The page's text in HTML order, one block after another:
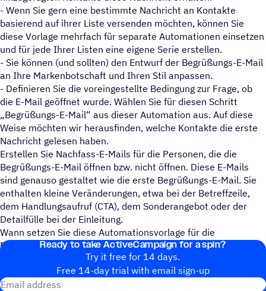
- Wenn Sie gern eine bestimmte Nachricht an Kontakte
basierend auf ihrer Liste versenden möchten, können Sie
diese Vorlage mehrfach für separate Automationen einsetzen
und für jede Ihrer Listen eine eigene Serie erstellen.
- Sie können (und sollten) den Entwurf der Begrüßungs-E-Mail
an Ihre Markenbotschaft und Ihren Stil anpassen.
- Definieren Sie die voreingestellte Bedingung zur Frage, ob
die E-Mail geöffnet wurde. Wählen Sie für diesen Schritt
Begrüßungs-E-Mail“ aus dieser Automation aus. Auf diese
Weise möchten wir herausfinden, welche Kontakte die erste
Nachricht gelesen haben.
Erstellen Sie Nachfass-E-Mails für die Personen, die die
Begrüßungs-E-Mail öffnen bzw. nicht öffnen. Diese E-Mails
sind genauso gestaltet wie die erste Begrüßungs-E-Mail. Sie
enthalten kleine Veränderungen, etwa bei der Betreffzeile,
dem Handlungsaufruf (CTA), dem Sonderangebot oder der
Detailfülle bei der Einleitung.
Wann setzen Sie diese Automationsvorlage für die
Begrüßungsserie ein?
Ready to take ActiveCampaign for a spin?
Try it free for 14 days.
Free 14-day trial with email sign-up